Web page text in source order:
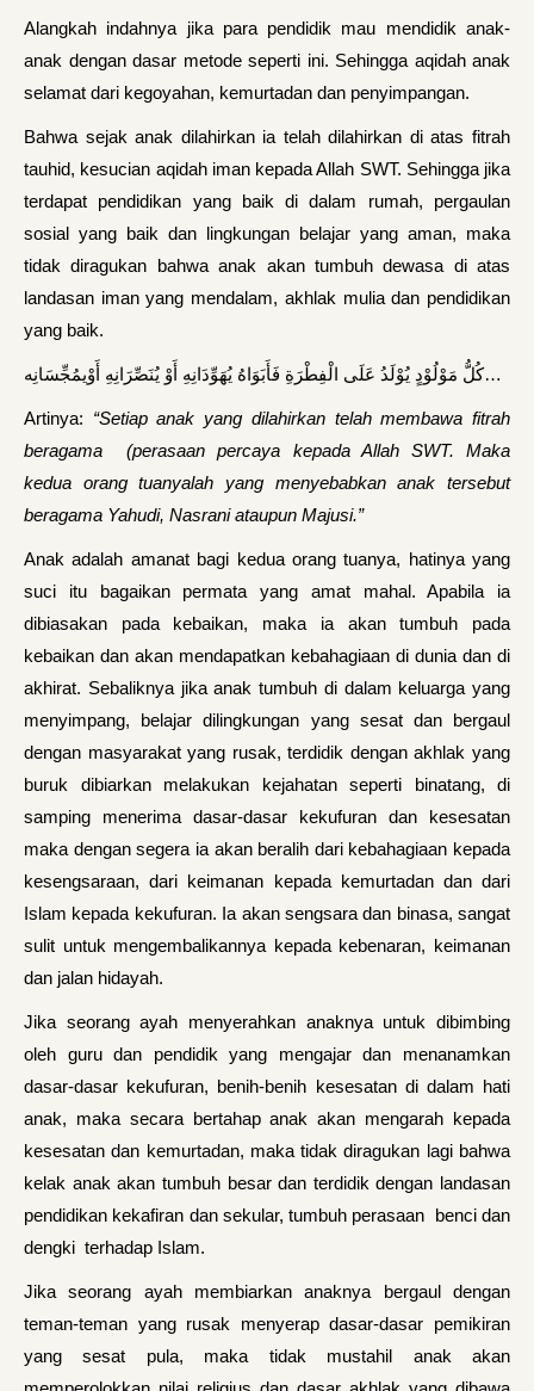
Alangkah indahnya jika para pendidik mau mendidik anak-
anak dengan dasar metode seperti ini. Sehingga aqidah anak
selamat dari kegoyahan, kemurtadan dan penyimpangan.
Bahwa sejak anak dilahirkan ia telah dilahirkan di atas fitrah
tauhid, kesucian aqidah iman kepada Allah SWT. Sehingga jika
terdapat pendidikan yang baik di dalam rumah, pergaulan
sosial yang baik dan lingkungan belajar yang aman, maka
tidak diragukan bahwa anak akan tumbuh dewasa di atas
landasan iman yang mendalam, akhlak mulia dan pendidikan
yang baik.
كُلُّ مَوْلُوْدٍ يُوْلَدُ عَلَى الْفِطْرَةِ فَأَبَوَاهُ يُهَوِّدَانِهِ أَوْ يُنَصِّرَانِهِ أَوْيمُجِّسَانِه…
Artinya: “Setiap anak yang dilahirkan telah membawa fitrah
beragama (perasaan percaya kepada Allah SWT. Maka
kedua orang tuanyalah yang menyebabkan anak tersebut
beragama Yahudi, Nasrani ataupun Majusi.”
Anak adalah amanat bagi kedua orang tuanya, hatinya yang
suci itu bagaikan permata yang amat mahal. Apabila ia
dibiasakan pada kebaikan, maka ia akan tumbuh pada
kebaikan dan akan mendapatkan kebahagiaan di dunia dan di
akhirat. Sebaliknya jika anak tumbuh di dalam keluarga yang
menyimpang, belajar dilingkungan yang sesat dan bergaul
dengan masyarakat yang rusak, terdidik dengan akhlak yang
buruk dibiarkan melakukan kejahatan seperti binatang, di
samping menerima dasar-dasar kekufuran dan kesesatan
maka dengan segera ia akan beralih dari kebahagiaan kepada
kesengsaraan, dari keimanan kepada kemurtadan dan dari
Islam kepada kekufuran. Ia akan sengsara dan binasa, sangat
sulit untuk mengembalikannya kepada kebenaran, keimanan
dan jalan hidayah.
Jika seorang ayah menyerahkan anaknya untuk dibimbing
oleh guru dan pendidik yang mengajar dan menanamkan
dasar-dasar kekufuran, benih-benih kesesatan di dalam hati
anak, maka secara bertahap anak akan mengarah kepada
kesesatan dan kemurtadan, maka tidak diragukan lagi bahwa
kelak anak akan tumbuh besar dan terdidik dengan landasan
pendidikan kekafiran dan sekular, tumbuh perasaan benci dan
dengki terhadap Islam.
Jika seorang ayah membiarkan anaknya bergaul dengan
teman-teman yang rusak menyerap dasar-dasar pemikiran
yang sesat pula, maka tidak mustahil anak akan